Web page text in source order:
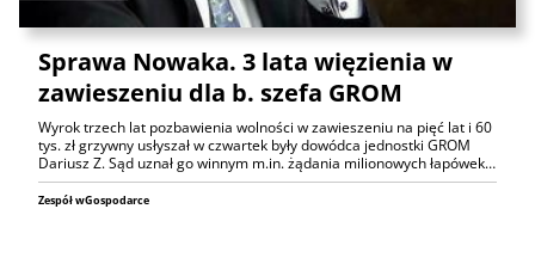
Sprawa Nowaka. 3 lata więzienia w
zawieszeniu dla b. szefa GROM
Wyrok trzech lat pozbawienia wolności w zawieszeniu na pięć lat i 60
tys. zł grzywny usłyszał w czwartek były dowódca jednostki GROM
Dariusz Z. Sąd uznał go winnym m.in. żądania milionowych łapówek…
Zespół wGospodarce